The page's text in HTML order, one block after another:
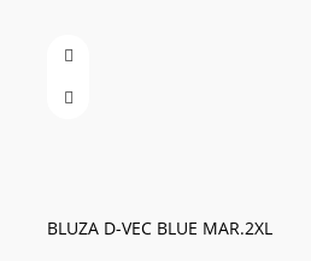
BLUZA D-VEC BLUE MAR.2XL